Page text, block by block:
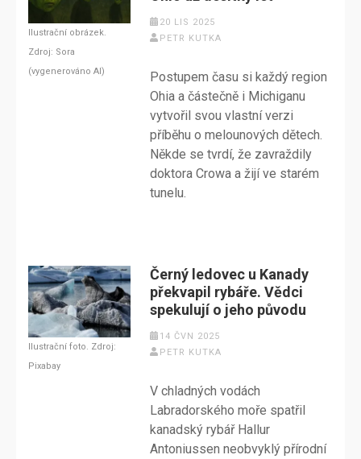
Ilustrační obrázek.
Zdroj: Sora
(vygenerováno AI)
20 LIS 2025
PETR KUTKA
Postupem času si každý region
Ohia a částečně i Michiganu
vytvořil svou vlastní verzi
příběhu o melounových dětech.
Někde se tvrdí, že zavraždily
doktora Crowa a žijí ve starém
tunelu.
Ilustrační foto. Zdroj:
Pixabay
Černý ledovec u Kanady
překvapil rybáře. Vědci
spekulují o jeho původu
14 ČVN 2025
PETR KUTKA
V chladných vodách
Labradorského moře spatřil
kanadský rybář Hallur
Antoniussen neobvyklý přírodní